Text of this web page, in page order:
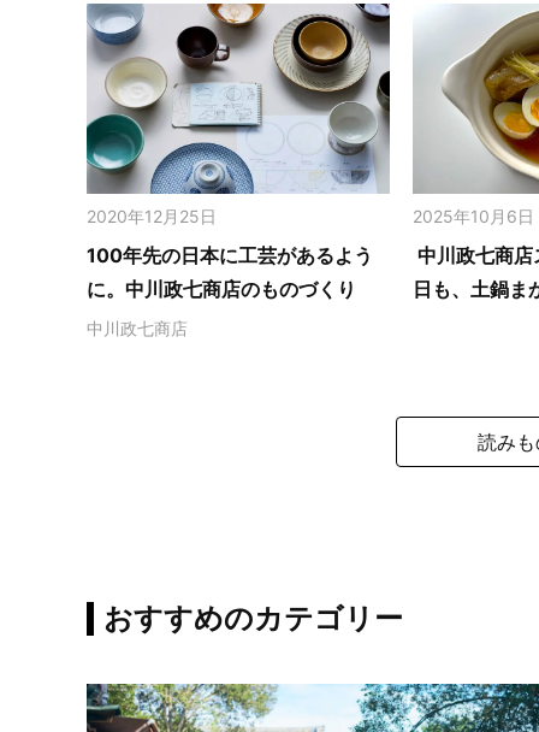
2020年12月25日
100年先の日本に工芸があるよう
に。中川政七商店のものづくり
中川政七商店
2025年10月6日
中川政七商
日も、土鍋ま
読み
おすすめのカテゴリー